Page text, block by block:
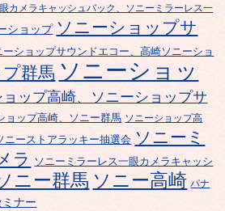
カメラキャッシュバック、ソニーミラーレス一
ショップ ソニーショップサ
ーショップサウンドエコー、高崎ソニーショ
群馬 ソニーショッ
ップ高崎、ソニーショップサ
ョップ高崎、ソニー群馬 ソニーショップ高
ニーストアラッキー抽選会 ソニーミ
ラ ソニーミラーレス一眼カメラキャッシ
ニー群馬 ソニー高崎 パナ
ナー